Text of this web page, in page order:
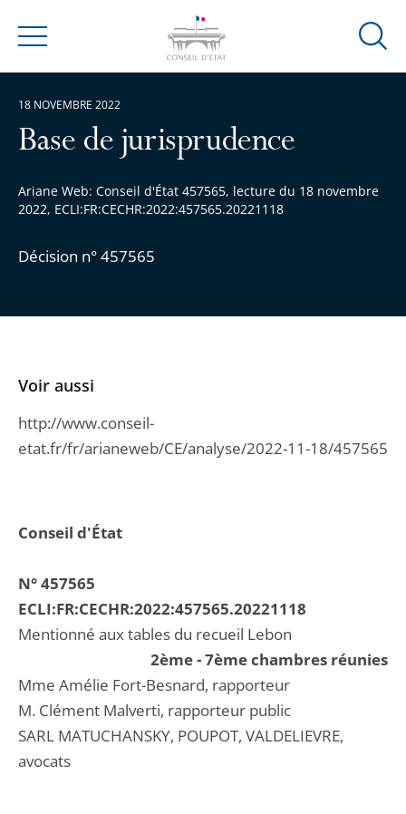
Menu
Ouvrir
Base de jurisprudence
Ariane Web: Conseil d'État 457565, lecture du 18 novembre
2022, ECLI:FR:CECHR:2022:457565.20221118
Décision n° 457565
18 NOVEMBRE 2022
Conseil d'État
N° 457565
ECLI:FR:CECHR:2022:457565.20221118
Mentionné aux tables du recueil Lebon
2ème - 7ème chambres réunies
Mme Amélie Fort-Besnard, rapporteur
M. Clément Malverti, rapporteur public
SARL MATUCHANSKY, POUPOT, VALDELIEVRE,
avocats
Voir aussi
http://www.conseil-
etat.fr/fr/arianeweb/CE/analyse/2022-11-18/457565